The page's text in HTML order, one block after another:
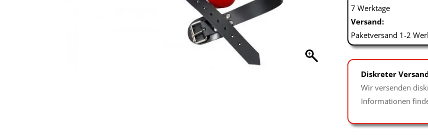
7 Werktage
Versand:
Paketversand 1-2
Diskreter
Wir versenden
Informationen